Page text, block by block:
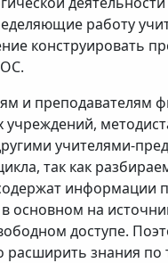
работу
конструировать
и преподавателям
учителями-
так как
информации
основном на
доступе.
расширить знания